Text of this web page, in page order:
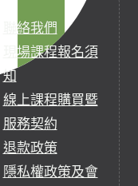
聯絡我們
現場課程報名須
知
線上課程購買暨
服務契約
退款政策
隱私權政策及會